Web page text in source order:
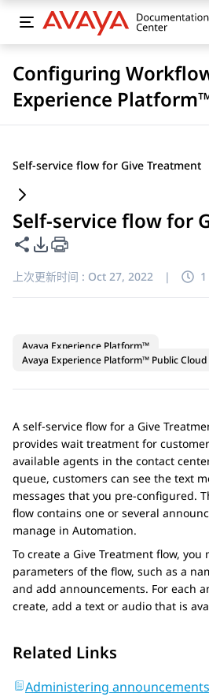
Configuring
Experience
Self-service flow for Give Treatment
Self-service flow for
共享此页面
PDF 导出选项
上次更新时间 : Oct 27, 2022 |
Avaya Experience Platform™
Avaya Experience Platform™ Public Cloud
A self-service flow for a Give
provides wait treatment for
available agents in the contact
queue, customers can see the text
messages that you pre-configured.
flow contains one or several
manage in Automation.
To create a Give Treatment flow, you
parameters of the flow, such as a
and add announcements. For each
create, add a text or audio that is
Related Links
Administering